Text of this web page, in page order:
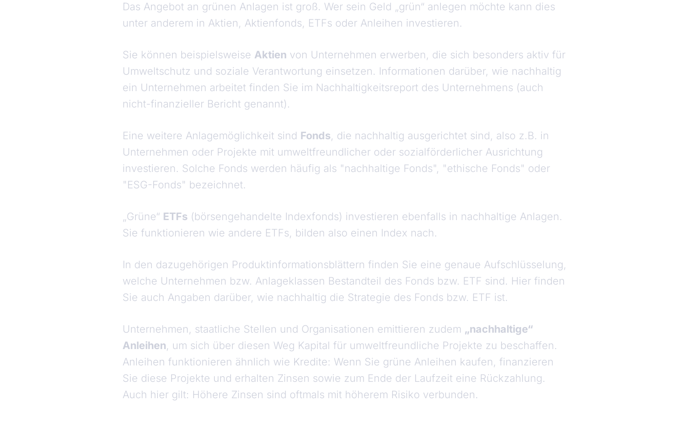
Das Angebot an grünen Anlagen ist groß. Wer sein Geld „grün“ anlegen möchte kann dies
unter anderem in Aktien, Aktienfonds, ETFs oder Anleihen investieren.
Sie können beispielsweise Aktien von Unternehmen erwerben, die sich besonders aktiv für
Umweltschutz und soziale Verantwortung einsetzen. Informationen darüber, wie nachhaltig
ein Unternehmen arbeitet finden Sie im Nachhaltigkeitsreport des Unternehmens (auch
nicht-finanzieller Bericht genannt).
Eine weitere Anlagemöglichkeit sind Fonds, die nachhaltig ausgerichtet sind, also z.B. in
Unternehmen oder Projekte mit umweltfreundlicher oder sozialförderlicher Ausrichtung
investieren. Solche Fonds werden häufig als "nachhaltige Fonds", "ethische Fonds" oder
"ESG-Fonds" bezeichnet.
„Grüne“ ETFs (börsengehandelte Indexfonds) investieren ebenfalls in nachhaltige Anlagen.
Sie funktionieren wie andere ETFs, bilden also einen Index nach.
In den dazugehörigen Produktinformationsblättern finden Sie eine genaue Aufschlüsselung,
welche Unternehmen bzw. Anlageklassen Bestandteil des Fonds bzw. ETF sind. Hier finden
Sie auch Angaben darüber, wie nachhaltig die Strategie des Fonds bzw. ETF ist.
Unternehmen, staatliche Stellen und Organisationen emittieren zudem „nachhaltige“
Anleihen, um sich über diesen Weg Kapital für umweltfreundliche Projekte zu beschaffen.
Anleihen funktionieren ähnlich wie Kredite: Wenn Sie grüne Anleihen kaufen, finanzieren
Sie diese Projekte und erhalten Zinsen sowie zum Ende der Laufzeit eine Rückzahlung.
Auch hier gilt: Höhere Zinsen sind oftmals mit höherem Risiko verbunden.